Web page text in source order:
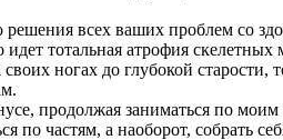
решения всех ваших проблем со
тотальная атрофия
ногах до глубокой
продолжая заниматься по
по частям, а наоборот, собрать